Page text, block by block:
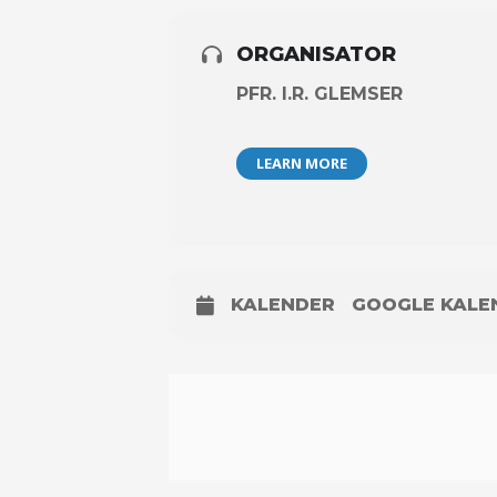
ORGANISATOR
PFR. I.R. GLEMSER
LEARN MORE
KALENDER GOOGLE